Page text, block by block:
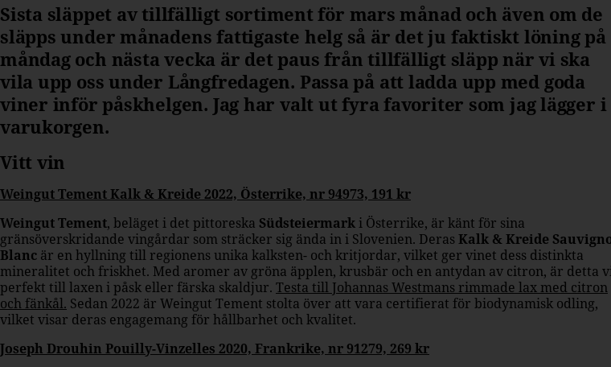
Sista släppet av tillfälligt sortiment för mars månad och även om de
släpps under månadens fattigaste helg så är det ju faktiskt löning på
måndag och nästa vecka är det paus från tillfälligt släpp när vi ska
vila upp oss under Långfredagen. Passa på att ladda upp med goda
viner inför påskhelgen. Jag har valt ut fyra favoriter som jag lägger i
varukorgen.
Vitt vin
Weingut Tement Kalk & Kreide 2022, Österrike, nr 94973, 191 kr
Weingut Tement, beläget i det pittoreska Südsteiermark i Österrike, är känt för sina
gränsöverskridande vingårdar som sträcker sig ända in i Slovenien. DerasKalk & Kreide
Blanc är en hyllning till regionens unika kalksten- och kritjordar, vilket ger vinet dess distinkta
mineralitet och friskhet. Med aromer av gröna äpplen, krusbär och en antydan av citron, är detta
perfekt till laxen i påsk eller färska skaldjur. Testa till Johannas Westmans rimmade lax med citron
och fänkål. Sedan 2022 är Weingut Tement stolta över att vara certifierat för biodynamisk odling,
vilket visar deras engagemang för hållbarhet och kvalitet.
Joseph Drouhin Pouilly-Vinzelles 2020, Frankrike, nr 91279, 269 kr